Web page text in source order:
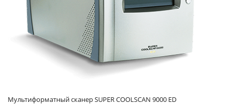
Мультиформатный сканер SUPER COOLSCAN 9000 ED